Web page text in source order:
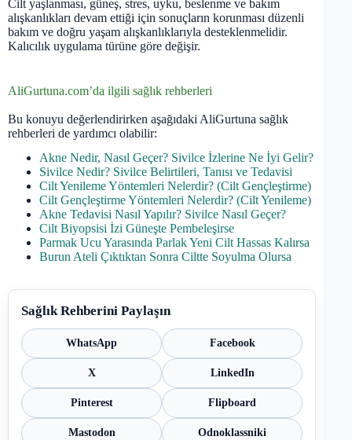
Cilt yaşlanması, güneş, stres, uyku, beslenme ve bakım
alışkanlıkları devam ettiği için sonuçların korunması düzenli
bakım ve doğru yaşam alışkanlıklarıyla desteklenmelidir.
Kalıcılık uygulama türüne göre değişir.
AliGurtuna.com’da ilgili sağlık rehberleri
Bu konuyu değerlendirirken aşağıdaki AliGurtuna sağlık
rehberleri de yardımcı olabilir:
Akne Nedir, Nasıl Geçer? Sivilce İzlerine Ne İyi Gelir?
Sivilce Nedir? Sivilce Belirtileri, Tanısı ve Tedavisi
Cilt Yenileme Yöntemleri Nelerdir? (Cilt Gençleştirme)
Cilt Gençleştirme Yöntemleri Nelerdir? (Cilt Yenileme)
Akne Tedavisi Nasıl Yapılır? Sivilce Nasıl Geçer?
Cilt Biyopsisi İzi Güneşte Pembeleşirse
Parmak Ucu Yarasında Parlak Yeni Cilt Hassas Kalırsa
Burun Ateli Çıktıktan Sonra Ciltte Soyulma Olursa
Sağlık Rehberini Paylaşın
WhatsApp Facebook
X LinkedIn
Pinterest Flipboard
Mastodon Odnoklassniki